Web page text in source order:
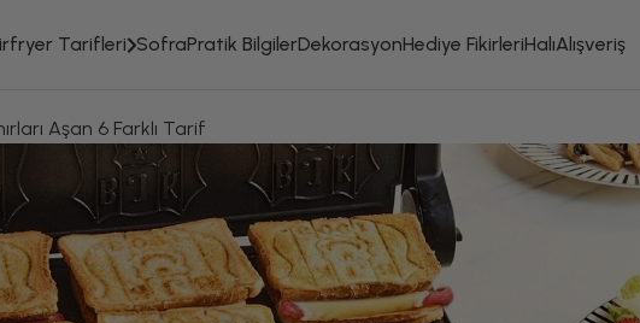
Tarifleri SofraPratik BilgilerDekorasyonHediye FikirleriHalıAlışveriş
Aşan 6 Farklı Tarif